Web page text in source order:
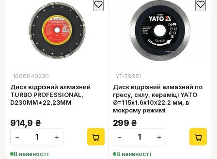
1668840230
Диск відрізний алмазний
TURBO PROFESSIONAL,
D230MM*22,23MM
914,9 ₴
−
+
В наявності
YT-59951
Диск відрізний алмазний по
гресу, склу, кераміці YATO
Ø=115х1.6х10х22.2 мм, в
мокрому режимі
299 ₴
−
+
В наявності